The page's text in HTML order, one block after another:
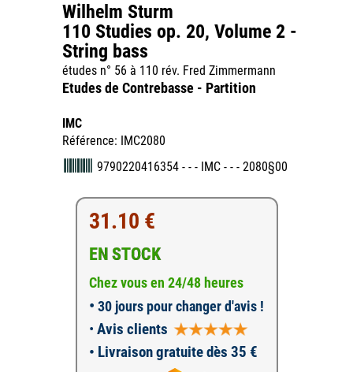
Wilhelm Sturm
110 Studies op. 20, Volume 2 -
String bass
études n° 56 à 110 rév. Fred Zimmermann
Etudes de Contrebasse - Partition
IMC
Référence: IMC2080
9790220416354 - - - IMC - - - 2080§00
31.10 €
EN STOCK
Chez vous en 24/48 heures
• 30 jours pour changer d'avis !
• Avis clients
• Livraison gratuite dès 35 €